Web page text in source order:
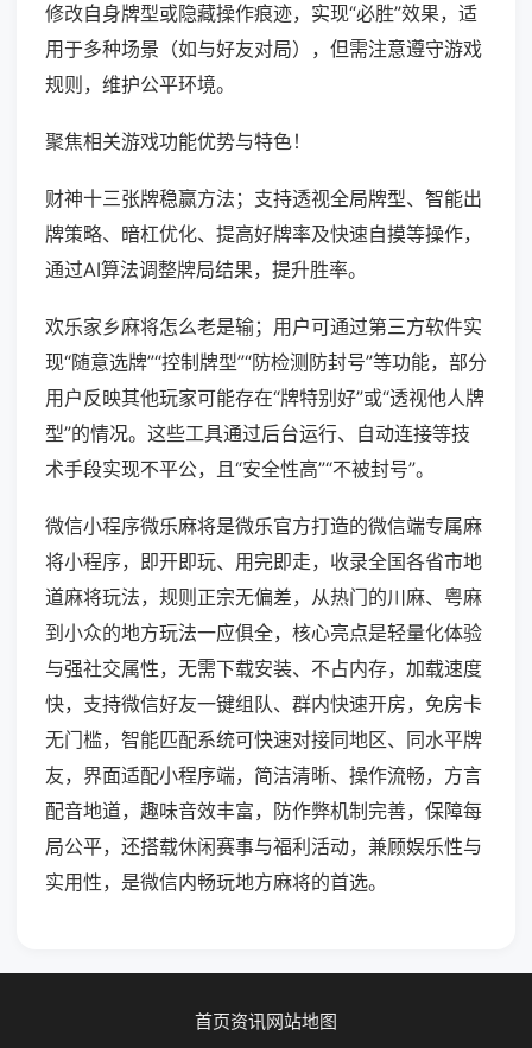
修改自身牌型或隐藏操作痕迹，实现“必胜”效果，适
用于多种场景（如与好友对局），但需注意遵守游戏
规则，维护公平环境。
聚焦相关游戏功能优势与特色！
财神十三张牌稳赢方法；支持透视全局牌型、智能出
牌策略、暗杠优化、提高好牌率及快速自摸等操作，
通过AI算法调整牌局结果，提升胜率。
欢乐家乡麻将怎么老是输；用户可通过第三方软件实
现“随意选牌”“控制牌型”“防检测防封号”等功能，部分
用户反映其他玩家可能存在“牌特别好”或“透视他人牌
型”的情况。这些工具通过后台运行、自动连接等技
术手段实现不平公，且“安全性高”“不被封号”。
微信小程序微乐麻将是微乐官方打造的微信端专属麻
将小程序，即开即玩、用完即走，收录全国各省市地
道麻将玩法，规则正宗无偏差，从热门的川麻、粤麻
到小众的地方玩法一应俱全，核心亮点是轻量化体验
与强社交属性，无需下载安装、不占内存，加载速度
快，支持微信好友一键组队、群内快速开房，免房卡
无门槛，智能匹配系统可快速对接同地区、同水平牌
友，界面适配小程序端，简洁清晰、操作流畅，方言
配音地道，趣味音效丰富，防作弊机制完善，保障每
局公平，还搭载休闲赛事与福利活动，兼顾娱乐性与
实用性，是微信内畅玩地方麻将的首选。
首页资讯网站地图